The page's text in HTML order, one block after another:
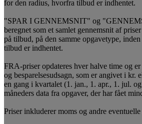
for den radius, hvorfra tilbud er indhentet.
"SPAR I GENNEMSNIT" og
beregnet som et samlet gennemsnit af
på tilbud, på den samme opgavetype,
tilbud er indhentet.
FRA-priser opdateres hver halve time og
og besparelsesudsagn, som er angivet i kr.
en gang i kvartalet (1. jan., 1. apr., 1. jul.
måneders data fra opgaver, der har fået
Priser inkluderer moms og andre